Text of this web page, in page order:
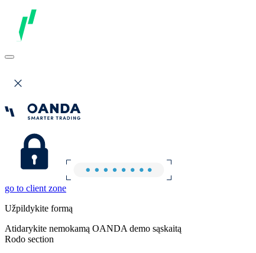
go to client zone
Užpildykite formą
Atidarykite nemokamą OANDA demo sąskaitą
Rodo section